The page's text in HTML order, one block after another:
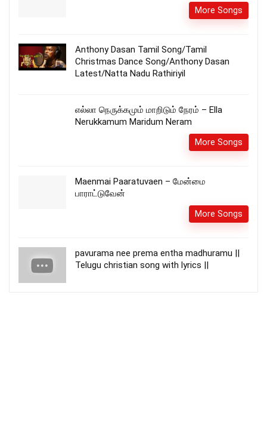
More Songs
Anthony Dasan Tamil Song/Tamil
Christmas Dance Song/Anthony Dasan
Latest/Natta Nadu Rathiriyil
எல்லா நெருக்கமும் மாறிடும் நேரம் – Ella
Nerukkamum Maridum Neram
More Songs
Maenmai Paaratuvaen – மேன்மை
பாராட்டுவேன்
More Songs
pavurama nee prema entha madhuramu ||
Telugu christian song with lyrics ||